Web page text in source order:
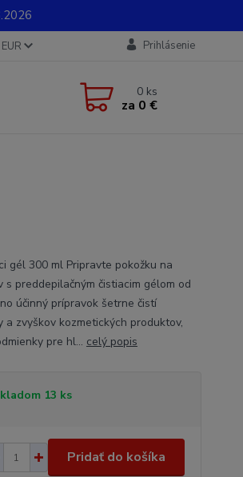
EUR Prihlásenie
0 ks
za 0 €
gél 300 ml Pripravte pokožku na
s preddepilačným čistiacim gélom od
účinný prípravok šetrne čistí
a zvyškov kozmetických produktov,
pre hl... celý popis
13 ks
Pridať do košíka